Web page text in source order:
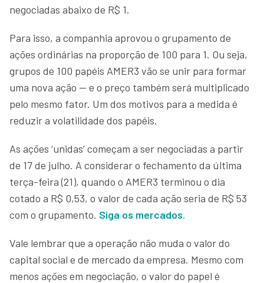
negociadas abaixo de R$ 1.
Para isso, a companhia aprovou o grupamento de
ações ordinárias na proporção de 100 para 1. Ou seja,
grupos de 100 papéis AMER3 vão se unir para formar
uma nova ação — e o preço também será multiplicado
pelo mesmo fator. Um dos motivos para a medida é
reduzir a volatilidade dos papéis.
As ações ‘unidas’ começam a ser negociadas a partir
de 17 de julho. A considerar o fechamento da última
terça-feira (21), quando o AMER3 terminou o dia
cotado a R$ 0,53, o valor de cada ação seria de R$ 53
com o grupamento. Siga os mercados.
Vale lembrar que a operação não muda o valor do
capital social e de mercado da empresa. Mesmo com
menos ações em negociação, o valor do papel é